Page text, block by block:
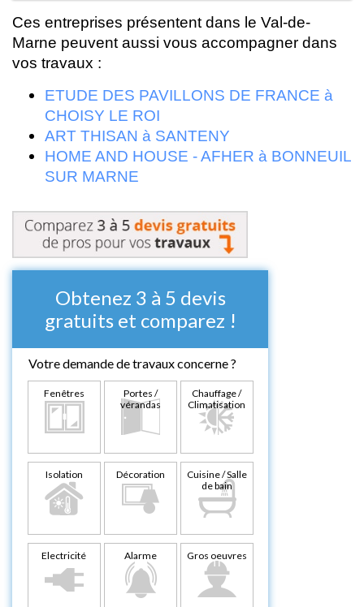
Ces entreprises présentent dans le Val-de-
Marne peuvent aussi vous accompagner dans
vos travaux :
ETUDE DES PAVILLONS DE FRANCE à
CHOISY LE ROI
ART THISAN à SANTENY
HOME AND HOUSE - AFHER à BONNEUIL
SUR MARNE
Obtenez 3 à 5 devis
gratuits et comparez !
Votre demande de travaux concerne ?
Fenêtres
Portes /
vérandas
Chauffage /
Climatisation
Isolation Décoration
Cuisine / Salle
de bain
Electricité Alarme Gros oeuvres